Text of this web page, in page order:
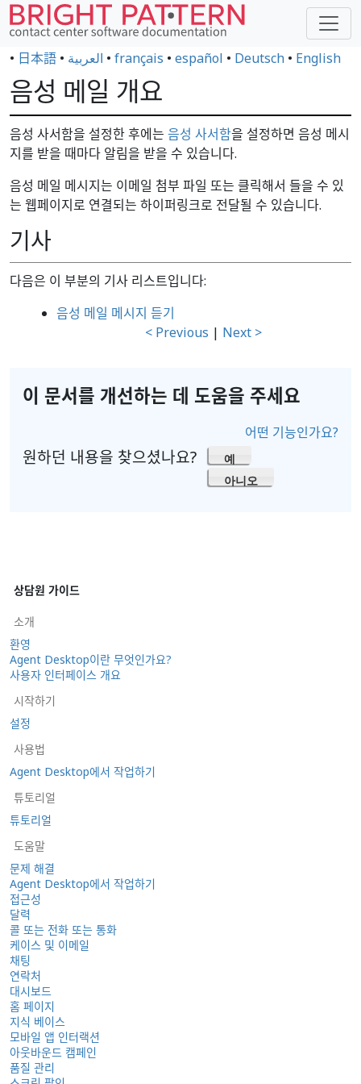
• 日本語 • العربية • français • español • Deutsch • English
음성 메일 개요
음성 사서함을 설정한 후에는 음성 사서함을 설정하면 음성 메시
지를 받을 때마다 알림을 받을 수 있습니다.
음성 메일 메시지는 이메일 첨부 파일 또는 클릭해서 들을 수 있
는 웹페이지로 연결되는 하이퍼링크로 전달될 수 있습니다.
기사
다음은 이 부분의 기사 리스트입니다:
음성 메일 메시지 듣기
< Previous | Next >
이 문서를 개선하는 데 도움을 주세요
어떤 기능인가요?
원하던 내용을 찾으셨나요?
예
아니오
상담원 가이드
소개
환영
Agent Desktop이란 무엇인가요?
사용자 인터페이스 개요
시작하기
설정
사용법
Agent Desktop에서 작업하기
튜토리얼
튜토리얼
도움말
문제 해결
Agent Desktop에서 작업하기
접근성
달력
콜 또는 전화 또는 통화
케이스 및 이메일
채팅
연락처
대시보드
홈 페이지
지식 베이스
모바일 앱 인터랙션
아웃바운드 캠페인
품질 관리